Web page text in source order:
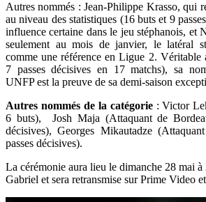
Autres nommés : Jean-Philippe Krasso, qui
au niveau des statistiques (16 buts et 9
influence certaine dans le jeu stéphanois,
seulement au mois de janvier, le latéral
comme une référence en Ligue 2. Véritable
7 passes décisives en 17 matchs), sa
UNFP est la preuve de sa demi-saison
Autres nommés de la catégorie: Victor
6 buts), Josh Maja (Attaquant de
décisives), Georges Mikautadze
passes décisives).
La cérémonie aura lieu le dimanche 28 mai
Gabriel et sera retransmise sur Prime Video